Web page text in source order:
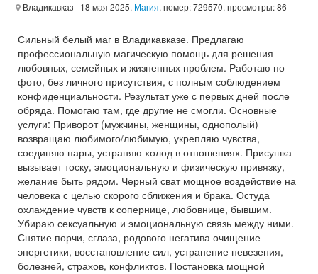
Владикавказ | 18 мая 2025, Магия, номер: 729570, просмотры: 86
Сильный белый маг в Владикавказе. Предлагаю
профессиональную магическую помощь для решения
любовных, семейных и жизненных проблем. Работаю по
фото, без личного присутствия, с полным соблюдением
конфиденциальности. Результат уже с первых дней после
обряда. Помогаю там, где другие не смогли. Основные
услуги: Приворот (мужчины, женщины, однополый)
возвращаю любимого/любимую, укрепляю чувства,
соединяю пары, устраняю холод в отношениях. Присушка
вызывает тоску, эмоциональную и физическую привязку,
желание быть рядом. Черный сват мощное воздействие на
человека с целью скорого сближения и брака. Остуда
охлаждение чувств к сопернице, любовнице, бывшим.
Убираю сексуальную и эмоциональную связь между ними.
Снятие порчи, сглаза, родового негатива очищение
энергетики, восстановление сил, устранение невезения,
болезней, страхов, конфликтов. Постановка мощной